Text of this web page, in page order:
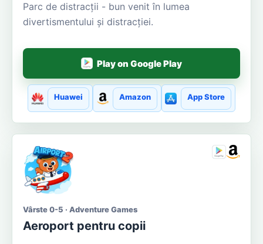
Parc de distracții - bun venit în lumea
divertismentului și distracției.
Play on Google Play
Huawei Amazon App Store
Vârste 0-5 · Adventure Games
Aeroport pentru copii